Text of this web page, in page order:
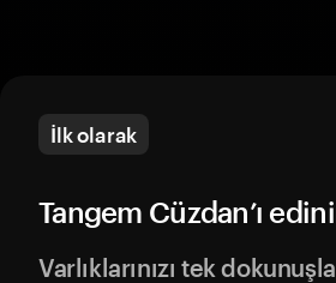
İlk olarak
Tangem Cüzdan’ı
Varlıklarınızı tek